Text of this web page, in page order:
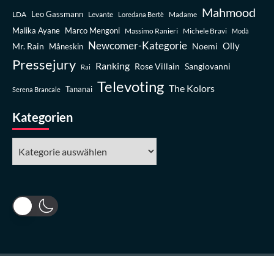
LDA Leo Gassmann Levante Loredana Bertè Madame Mahmood
Malika Ayane Marco Mengoni Massimo Ranieri Michele Bravi Modà
Mr. Rain Måneskin Newcomer-Kategorie Noemi Olly
Pressejury Rai Ranking Rose Villain Sangiovanni
Serena Brancale Tananai Televoting The Kolors
Kategorien